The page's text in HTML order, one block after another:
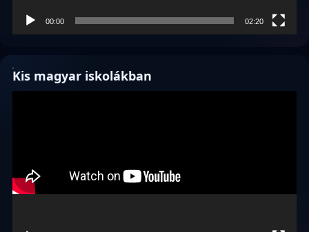
00:00 02:20
Kis magyar iskolákban